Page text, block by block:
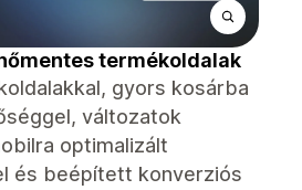
termékoldalak
gyors kosárba
változatok
optimalizált
és beépített konverziós